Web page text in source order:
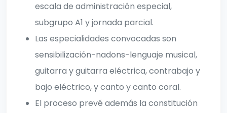
escala de administración especial,
subgrupo A1 y jornada parcial.
Las especialidades convocadas son
sensibilización-nadons-lenguaje musical,
guitarra y guitarra eléctrica, contrabajo y
bajo eléctrico, y canto y canto coral.
El proceso prevé además la constitución